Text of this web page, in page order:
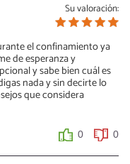
Su valoración:
el confinamiento ya
de esperanza y
y sabe bien cuál es
nada y sin decirte lo
que considera
0 0